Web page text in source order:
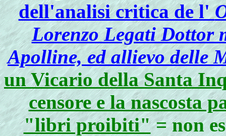
dell'analisi critica de l'
Lorenzo Legati Dottor
Apolline, ed allievo delle
un Vicario della Santa
censore e la nascosta
"libri proibiti"= non